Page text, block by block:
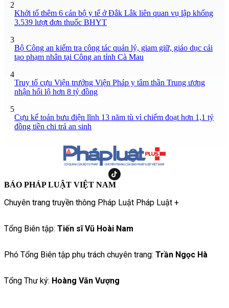
2
Khởi tố thêm 6 cán bộ y tế ở Đắk Lắk liên quan vụ lập khống
3.539 lượt đơn thuốc BHYT
3
Bộ Công an kiểm tra công tác quản lý, giam giữ, giáo dục cải
tạo phạm nhân tại Công an tỉnh Cà Mau
4
Truy tố cựu Viện trưởng Viện Pháp y tâm thần Trung ương
nhận hối lộ hơn 8 tỷ đồng
5
Cựu kế toán bưu điện lĩnh 13 năm tù vì chiếm đoạt hơn 1,1 tỷ
đồng tiền chi trả an sinh
BÁO PHÁP LUẬT VIỆT NAM
Chuyên trang truyền thông Pháp Luật Pháp Luật +
Tổng Biên tập: Tiến sĩ Vũ Hoài Nam
Phó Tổng Biên tập phụ trách chuyên trang: Trần Ngọc Hà
Tổng Thư ký: Hoàng Văn Vượng